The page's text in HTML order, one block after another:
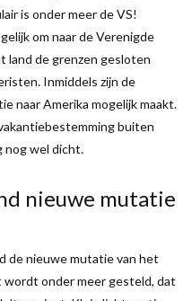
is onder meer de VS!
om naar de Verenigde
land de grenzen gesloten
Inmiddels zijn de
naar Amerika mogelijk maakt.
buiten
nog wel dicht.
nieuwe mutatie
de nieuwe mutatie van het
wordt onder meer gesteld, dat